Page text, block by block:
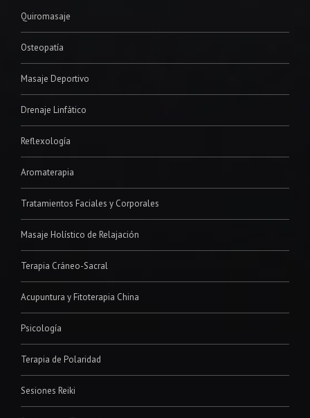
Quiromasaje
Osteopatía
Masaje Deportivo
Drenaje Linfático
Reflexología
Aromaterapia
Tratamientos Faciales y Corporales
Masaje Holístico de Relajación
Terapia Cráneo-Sacral
Acupuntura y Fitoterapia China
Psicología
Terapia de Polaridad
Sesiones Reiki